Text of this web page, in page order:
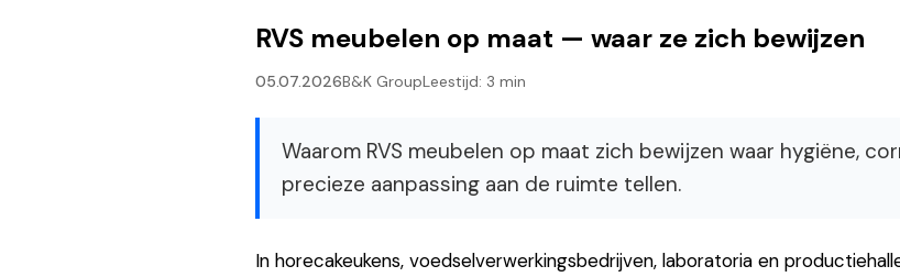
RVS meubelen op maat — waar ze zich bewijzen
05.07.2026B&K GroupLeestijd: 3 min
Waarom RVS meubelen op maat zich bewijzen waar hygiëne,
precieze aanpassing aan de ruimte tellen.
In horecakeukens, voedselverwerkingsbedrijven, laboratoria en